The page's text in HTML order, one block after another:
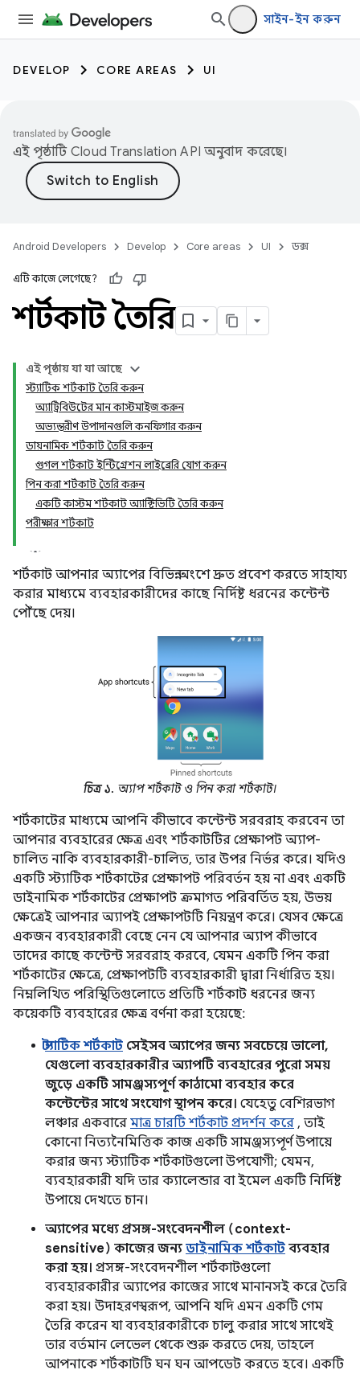
সাইন-ইন করুন
DEVELOP CORE AREAS UI
এই পৃষ্ঠাটি Cloud Translation API অনুবাদ করেছে।
Android Developers Develop Core areas UI ডক্স
এটি কাজে লেগেছে?
শর্টকাট তৈরি
এই পৃষ্ঠায় যা যা আছে
স্ট্যাটিক শর্টকাট তৈরি করুন
অ্যাট্রিবিউটের মান কাস্টমাইজ করুন
অভ্যন্তরীণ উপাদানগুলি কনফিগার করুন
ডায়নামিক শর্টকাট তৈরি করুন
গুগল শর্টকাট ইন্টিগ্রেশন লাইব্রেরি যোগ করুন
পিন করা শর্টকাট তৈরি করুন
একটি কাস্টম শর্টকাট অ্যাক্টিভিটি তৈরি করুন
পরীক্ষার শর্টকাট
শর্টকাট আপনার অ্যাপের বিভিন্ন অংশে দ্রুত প্রবেশ করতে সাহায্য
করার মাধ্যমে ব্যবহারকারীদের কাছে নির্দিষ্ট ধরনের কন্টেন্ট
পৌঁছে দেয়।
চিত্র ১. অ্যাপ শর্টকাট ও পিন করা শর্টকাট।
শর্টকাটের মাধ্যমে আপনি কীভাবে কন্টেন্ট সরবরাহ করবেন তা
আপনার ব্যবহারের ক্ষেত্র এবং শর্টকাটটির প্রেক্ষাপট অ্যাপ-
চালিত নাকি ব্যবহারকারী-চালিত, তার উপর নির্ভর করে। যদিও
একটি স্ট্যাটিক শর্টকাটের প্রেক্ষাপট পরিবর্তন হয় না এবং একটি
ডাইনামিক শর্টকাটের প্রেক্ষাপট ক্রমাগত পরিবর্তিত হয়, উভয়
ক্ষেত্রেই আপনার অ্যাপই প্রেক্ষাপটটি নিয়ন্ত্রণ করে। যেসব ক্ষেত্রে
একজন ব্যবহারকারী বেছে নেন যে আপনার অ্যাপ কীভাবে
তাদের কাছে কন্টেন্ট সরবরাহ করবে, যেমন একটি পিন করা
শর্টকাটের ক্ষেত্রে, প্রেক্ষাপটটি ব্যবহারকারী দ্বারা নির্ধারিত হয়।
নিম্নলিখিত পরিস্থিতিগুলোতে প্রতিটি শর্টকাট ধরনের জন্য
কয়েকটি ব্যবহারের ক্ষেত্র বর্ণনা করা হয়েছে:
স্ট্যাটিক শর্টকাট সেইসব অ্যাপের জন্য সবচেয়ে ভালো,
যেগুলো ব্যবহারকারীর অ্যাপটি ব্যবহারের পুরো সময়
জুড়ে একটি সামঞ্জস্যপূর্ণ কাঠামো ব্যবহার করে
কন্টেন্টের সাথে সংযোগ স্থাপন করে। যেহেতু বেশিরভাগ
লঞ্চার একবারে মাত্র চারটি শর্টকাট প্রদর্শন করে , তাই
কোনো নিত্যনৈমিত্তিক কাজ একটি সামঞ্জস্যপূর্ণ উপায়ে
করার জন্য স্ট্যাটিক শর্টকাটগুলো উপযোগী; যেমন,
ব্যবহারকারী যদি তার ক্যালেন্ডার বা ইমেল একটি নির্দিষ্ট
উপায়ে দেখতে চান।
অ্যাপের মধ্যে প্রসঙ্গ-সংবেদনশীল (context-
sensitive) কাজের জন্য ডাইনামিক শর্টকাট ব্যবহার
করা হয়। প্রসঙ্গ-সংবেদনশীল শর্টকাটগুলো
ব্যবহারকারীর অ্যাপের কাজের সাথে মানানসই করে তৈরি
করা হয়। উদাহরণস্বরূপ, আপনি যদি এমন একটি গেম
তৈরি করেন যা ব্যবহারকারীকে চালু করার সাথে সাথেই
তার বর্তমান লেভেল থেকে শুরু করতে দেয়, তাহলে
আপনাকে শর্টকাটটি ঘন ঘন আপডেট করতে হবে। একটি